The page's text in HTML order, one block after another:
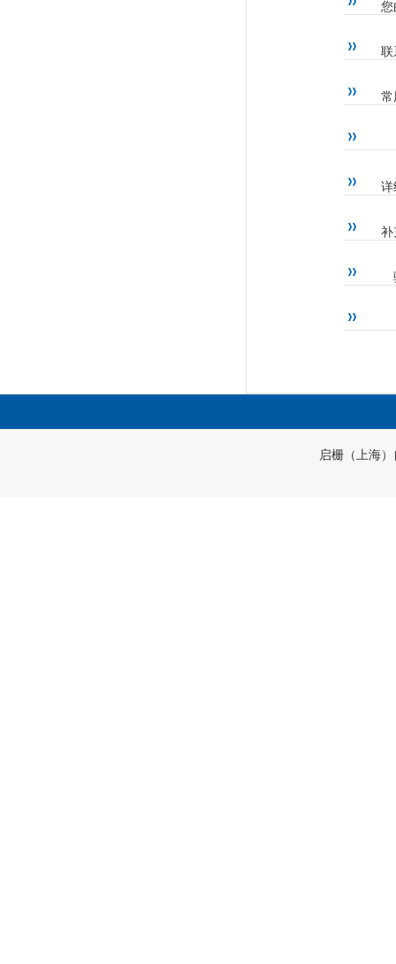
您
联
常
详
补
启栅（上海